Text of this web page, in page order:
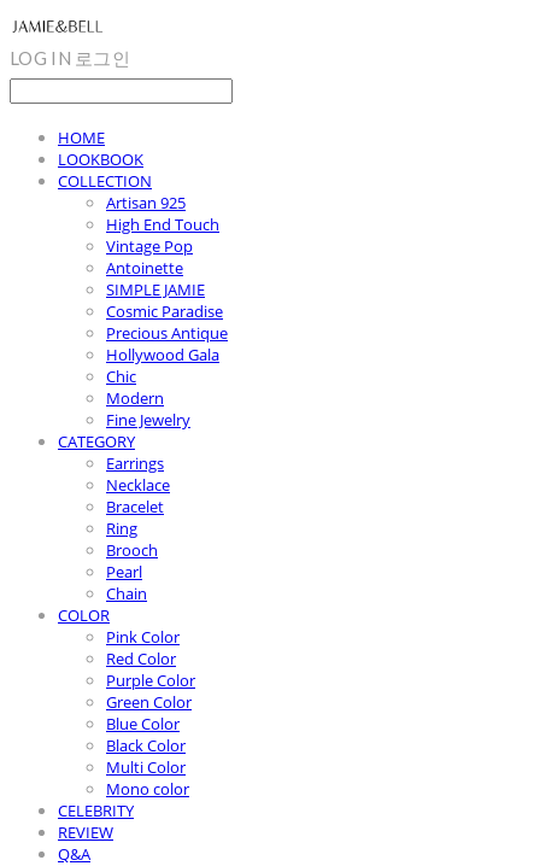
LOG IN 로그인
HOME
LOOKBOOK
COLLECTION
Artisan 925
High End Touch
Vintage Pop
Antoinette
SIMPLE JAMIE
Cosmic Paradise
Precious Antique
Hollywood Gala
Chic
Modern
Fine Jewelry
CATEGORY
Earrings
Necklace
Bracelet
Ring
Brooch
Pearl
Chain
COLOR
Pink Color
Red Color
Purple Color
Green Color
Blue Color
Black Color
Multi Color
Mono color
CELEBRITY
REVIEW
Q&A